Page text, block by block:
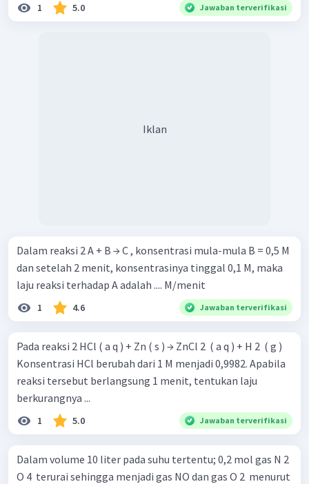
1 5.0 Jawaban terverifikasi
Iklan
Dalam reaksi 2 A + B → C , konsentrasi mula-mula B = 0,5 M
dan setelah 2 menit, konsentrasinya tinggal 0,1 M, maka
laju reaksi terhadap A adalah .... M/menit
1 4.6 Jawaban terverifikasi
Pada reaksi 2 HCl ( a q ) + Zn ( s ) → ZnCl 2 ​ ( a q ) + H 2 ​ ( g )
Konsentrasi HCl berubah dari 1 M menjadi 0,9982. Apabila
reaksi tersebut berlangsung 1 menit, tentukan laju
berkurangnya ...
1 5.0 Jawaban terverifikasi
Dalam volume 10 liter pada suhu tertentu; 0,2 mol gas N 2 ​
O 4 ​ terurai sehingga menjadi gas NO dan gas O 2 ​ menurut